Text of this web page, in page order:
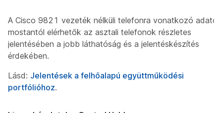
A Cisco 9821 vezeték nélküli telefonra vonatkozó adatok
mostantól elérhetők az asztali telefonok részletes
jelentésében a jobb láthatóság és a jelentéskészítés
érdekében.
Lásd: Jelentések a felhőalapú együttműködési
portfólióhoz.